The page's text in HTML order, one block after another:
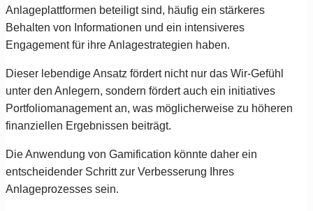
Anlageplattformen beteiligt sind, häufig ein stärkeres
Behalten von Informationen und ein intensiveres
Engagement für ihre Anlagestrategien haben.
Dieser lebendige Ansatz fördert nicht nur das Wir-Gefühl
unter den Anlegern, sondern fördert auch ein initiatives
Portfoliomanagement an, was möglicherweise zu höheren
finanziellen Ergebnissen beiträgt.
Die Anwendung von Gamification könnte daher ein
entscheidender Schritt zur Verbesserung Ihres
Anlageprozesses sein.